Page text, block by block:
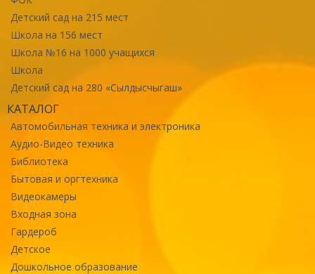
Детский сад на 215 мест
Школа на 156 мест
Школа №16 на 1000 учащихся
Школа
Детский сад на 280 «Сылдысчыгаш»
КАТАЛОГ
Автомобильная техника и электроника
Аудио-Видео техника
Библиотека
Бытовая и оргтехника
Видеокамеры
Входная зона
Гардероб
Детское
Дошкольное образование